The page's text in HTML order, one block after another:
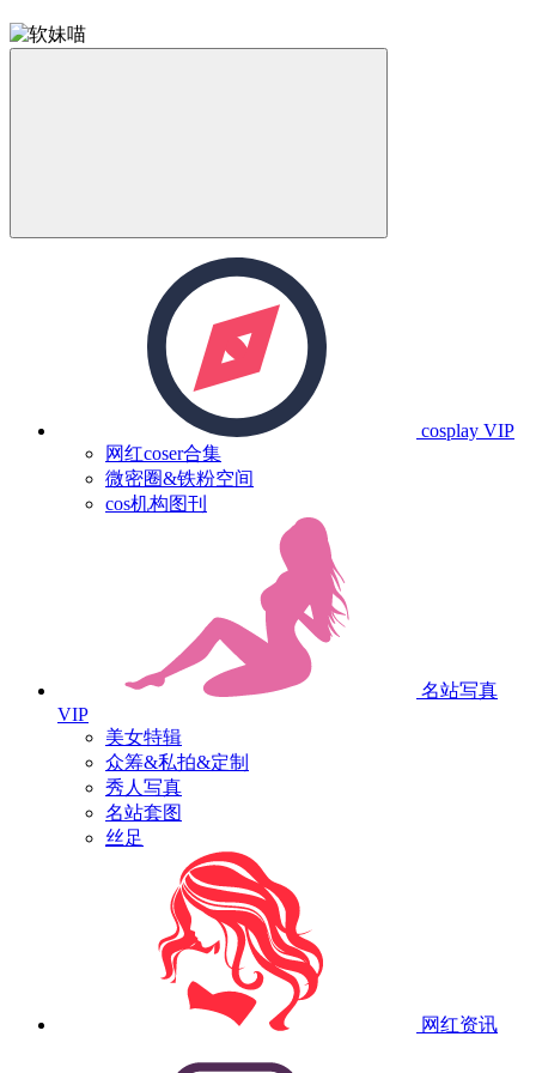
cosplay VIP
网红coser合集
微密圈&铁粉空间
cos机构图刊
名站写真
VIP
美女特辑
众筹&私拍&定制
秀人写真
名站套图
丝足
网红资讯